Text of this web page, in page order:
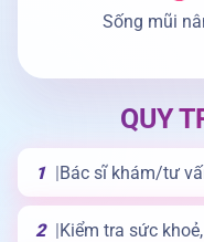
Sống mũi
QUY
1 Bác sĩ khám/tư
2 Kiểm tra sức